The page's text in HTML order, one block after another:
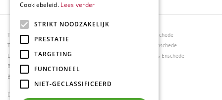
Tuincentrum Borghuis
Tuinmeubels
Loungesets
Bloemen
Barbecues
Tuinmeubels Enschede
Tuinmeubelen Enschede
Woonaccessoires Enschede
Dierenwinkel Enschede
Cookiebeleid. Lees verder
STRIKT NOODZAKELIJK
PRESTATIE
TARGETING
FUNCTIONEEL
NIET-GECLASSIFICEERD